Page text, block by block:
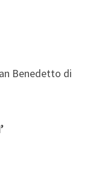
Benedetto di